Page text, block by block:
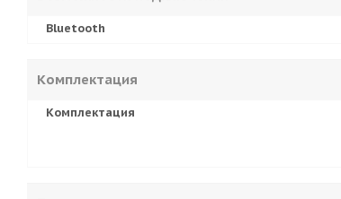
Bluetooth
Комплектация
Комплектация